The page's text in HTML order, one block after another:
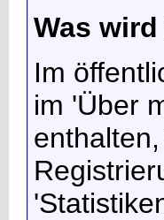
Was
Im
im 'Über